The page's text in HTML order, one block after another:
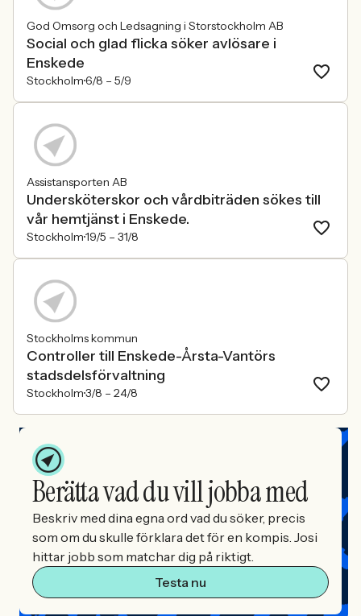
God Omsorg och Ledsagning i Storstockholm AB
Social och glad flicka söker avlösare i
Enskede
Stockholm6/8 – 5/9
Assistansporten AB
Undersköterskor och vårdbiträden sökes till
vår hemtjänst i Enskede.
Stockholm19/5 – 31/8
Stockholms kommun
Controller till Enskede-Årsta-Vantörs
stadsdelsförvaltning
Stockholm3/8 – 24/8
Berätta vad du vill jobba med
Beskriv med dina egna ord vad du söker, precis
som om du skulle förklara det för en kompis. Josi
hittar jobb som matchar dig på riktigt.
Testa nu